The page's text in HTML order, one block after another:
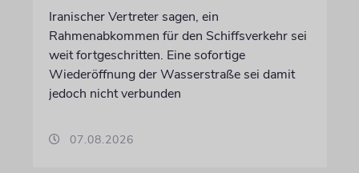
Iranischer Vertreter sagen, ein
Rahmenabkommen für den Schiffsverkehr sei
weit fortgeschritten. Eine sofortige
Wiederöffnung der Wasserstraße sei damit
jedoch nicht verbunden
07.08.2026